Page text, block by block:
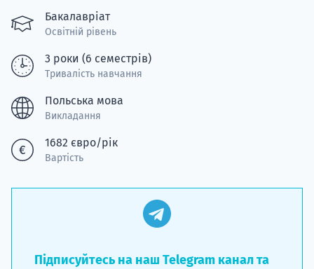
Бакалавріат
Освітній рівень
3 роки (6 семестрів)
Тривалість навчання
Польська мова
Викладання
1682 євро/рік
Вартість
Підписуйтесь на наш Telegram канал та